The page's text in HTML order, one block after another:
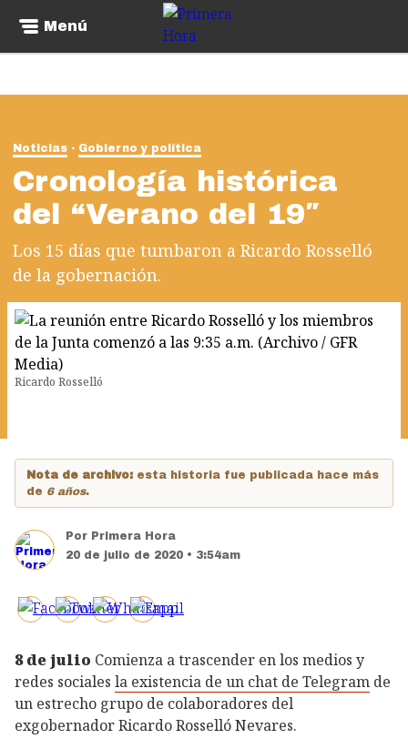
Menú
Noticias Gobierno y política
Cronología histórica
del “Verano del 19″
Los 15 días que tumbaron a Ricardo Rosselló
de la gobernación.
Ricardo Rosselló
Nota de archivo: esta historia fue publicada hace más
de 6 años.
Por Primera Hora
20 de julio de 2020 • 3:54am
8 de julio Comienza a trascender en los medios y
redes sociales la existencia de un chat de Telegram de
un estrecho grupo de colaboradores del
exgobernador Ricardo Rosselló Nevares.